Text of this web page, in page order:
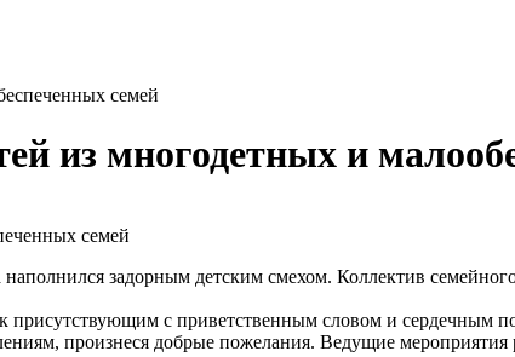
семей
из многодетных и
наполнился задорным детским смехом. Коллектив
присутствующим с приветственным словом и сердечным
произнеся добрые пожелания. Ведущие мероприятия